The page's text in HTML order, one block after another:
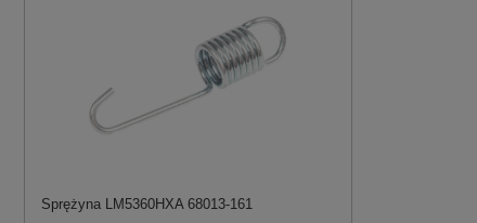
Sprężyna LM5360HXA 68013-161